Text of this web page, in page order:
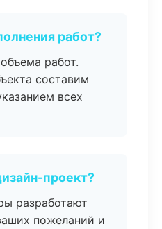
работ?
работ.
составим
всех
проект?
разработают
пожеланий и